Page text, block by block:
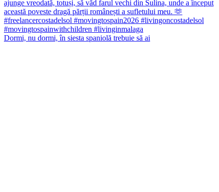
Dormi, nu dormi, în siesta spaniolă trebuie să ai